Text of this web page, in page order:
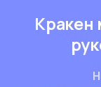
Кракен